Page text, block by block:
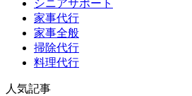
シニアサポート
家事代行
家事全般
掃除代行
料理代行
人気記事